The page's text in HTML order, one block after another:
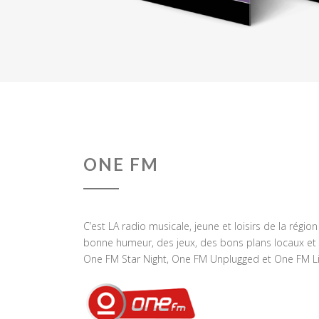
ONE FM
C’est LA radio musicale, jeune et loisirs de la
bonne humeur, des jeux, des bons plans locaux
One FM Star Night, One FM Unplugged et One FM